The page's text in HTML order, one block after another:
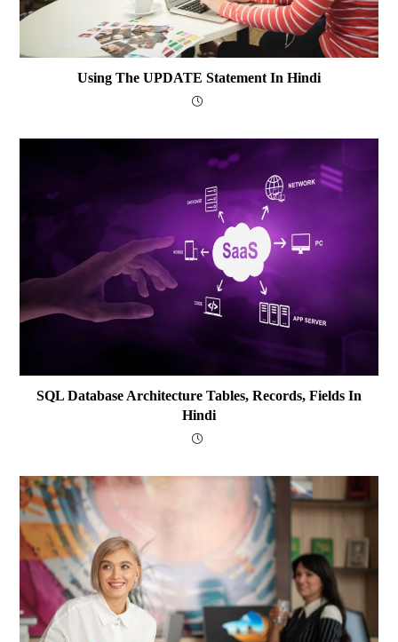
Using The UPDATE Statement In Hindi
SQL Database Architecture Tables, Records, Fields In
Hindi